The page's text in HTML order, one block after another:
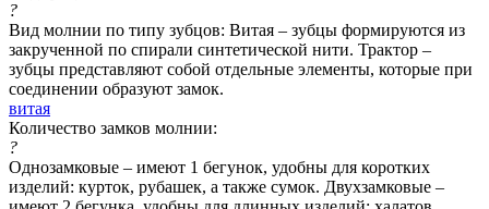
?
Вид молнии по типу зубцов: Витая – зубцы формируются из
закрученной по спирали синтетической нити. Трактор –
зубцы представляют собой отдельные элементы, которые при
соединении образуют замок.
витая
Количество замков молнии:
?
Однозамковые – имеют 1 бегунок, удобны для коротких
изделий: курток, рубашек, а также сумок. Двухзамковые –